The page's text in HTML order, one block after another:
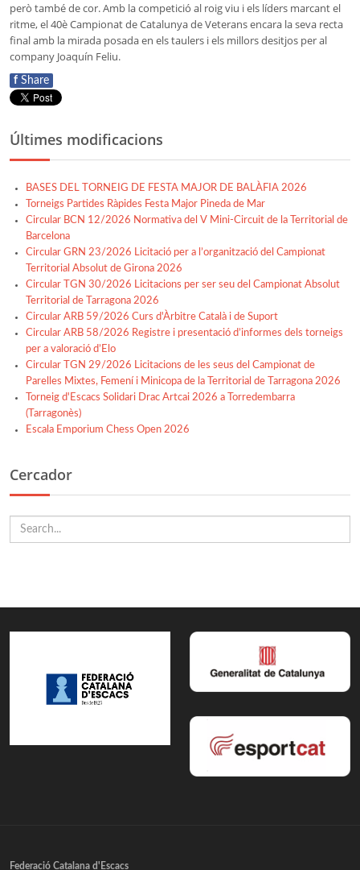
però també de cor. Amb la competició al roig viu i els líders marcant el
ritme, el 40è Campionat de Catalunya de Veterans encara la seva recta
final amb la mirada posada en els taulers i els millors desitjos per al
company Joaquín Feliu.
f Share
Últimes modificacions
BASES DEL TORNEIG DE FESTA MAJOR DE BALÀFIA 2026
Torneigs Partides Ràpides Festa Major Pineda de Mar
Circular BCN 12/2026 Normativa del V Mini-Circuit de la Territorial de
Barcelona
Circular GRN 23/2026 Licitació per a l’organització del Campionat
Territorial Absolut de Girona 2026
Circular TGN 30/2026 Licitacions per ser seu del Campionat Absolut
Territorial de Tarragona 2026
Circular ARB 59/2026 Curs d'Àrbitre Català i de Suport
Circular ARB 58/2026 Registre i presentació d’informes dels torneigs
per a valoració d’Elo
Circular TGN 29/2026 Licitacions de les seus del Campionat de
Parelles Mixtes, Femení i Minicopa de la Territorial de Tarragona 2026
Torneig d'Escacs Solidari Drac Artcai 2026 a Torredembarra
(Tarragonès)
Escala Emporium Chess Open 2026
Cercador
Federació Catalana d'Escacs